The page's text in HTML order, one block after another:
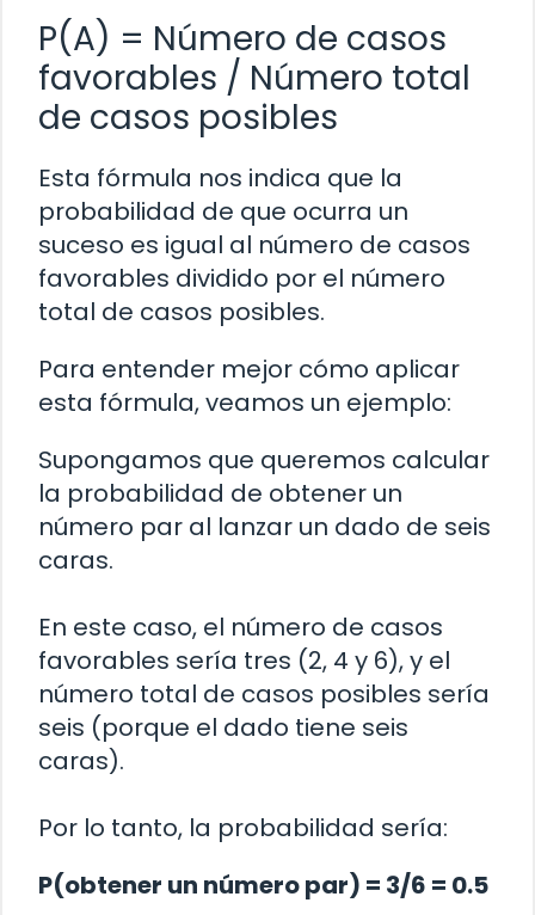
P(A) = Número de casos
favorables / Número total
de casos posibles
Esta fórmula nos indica que la
probabilidad de que ocurra un
suceso es igual al número de casos
favorables dividido por el número
total de casos posibles.
Para entender mejor cómo aplicar
esta fórmula, veamos un ejemplo:
Supongamos que queremos calcular
la probabilidad de obtener un
número par al lanzar un dado de seis
caras.
En este caso, el número de casos
favorables sería tres (2, 4 y 6), y el
número total de casos posibles sería
seis (porque el dado tiene seis
caras).
Por lo tanto, la probabilidad sería:
P(obtener un número par) = 3/6 = 0.5